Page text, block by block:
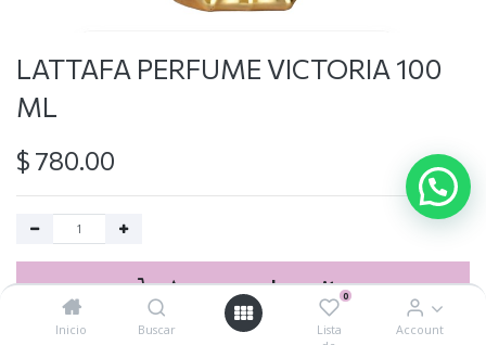
Inicio Buscar
0
Lista
Account
LATTAFA PERFUME VICTORIA 100
ML
$ 780.00
Agregar al carrito